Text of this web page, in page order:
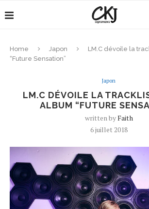
Home Japon
LM.C dévoile la
“Future Sensation”
Japon
LM.C DÉVOILE LA
ALBUM “FUTURE
written byFaith
6 juillet 2018